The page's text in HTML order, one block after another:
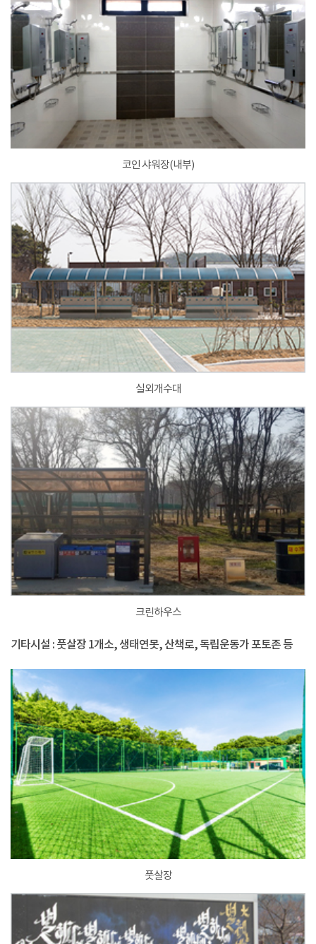
코인 샤워장(내부)
실외개수대
크린하우스
기타시설 : 풋살장 1개소, 생태연못, 산책로, 독립운동가 포토존 등
풋살장